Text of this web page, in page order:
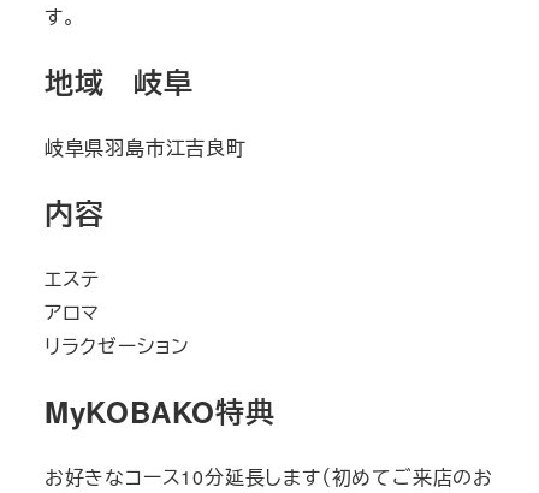
す。
地域 岐阜
岐阜県羽島市江吉良町
内容
エステ
アロマ
リラクゼーション
MyKOBAKO特典
お好きなコース10分延長します（初めてご来店のお